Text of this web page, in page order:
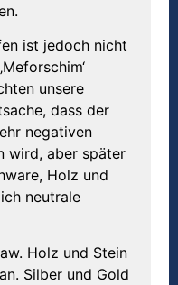
ist jedoch nicht
unsere
dass der
negativen
wird, aber später
Holz und
neutrale
Holz und Stein
Silber und Gold